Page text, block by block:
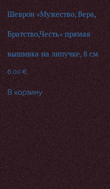
Шеврон «Мужество, Вера,
Братство,Честь» прямая
вышивка на липучке, 8 см
6,00€
В корзину